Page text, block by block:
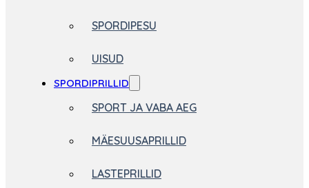
SPORDIPESU
UISUD
SPORDIPRILLID
SPORT JA VABA AEG
MÄESUUSAPRILLID
LASTEPRILLID